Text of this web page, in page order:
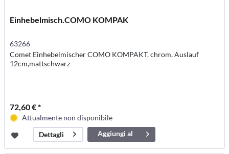
Einhebelmisch.COMO KOMPAK
63266
Comet Einhebelmischer COMO KOMPAKT, chrom, Auslauf
12cm,mattschwarz
72,60 € *
Attualmente non disponibile
Dettagli
Aggiungi al
carrello